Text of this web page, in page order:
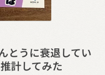
とうに衰退してい
計してみた